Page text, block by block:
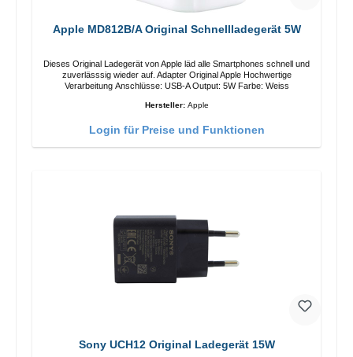
Apple MD812B/A Original Schnellladegerät 5W
Dieses Original Ladegerät von Apple läd alle Smartphones schnell und
zuverlässsig wieder auf. Adapter Original Apple Hochwertige
Verarbeitung Anschlüsse: USB-A Output: 5W Farbe: Weiss
Hersteller: Apple
Login für Preise und Funktionen
Sony UCH12 Original Ladegerät 15W